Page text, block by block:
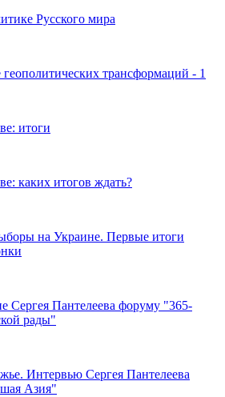
Русского мира
геополитических трансформаций - 1
итоги
каких итогов ждать?
на Украине. Первые итоги
Сергея Пантелеева форуму "365-
рады"
Интервью Сергея Пантелеева
Азия"